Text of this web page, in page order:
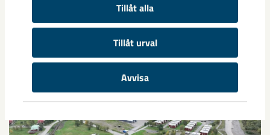
Tillåt alla
Tillåt urval
Avvisa
Relaterat innehåll